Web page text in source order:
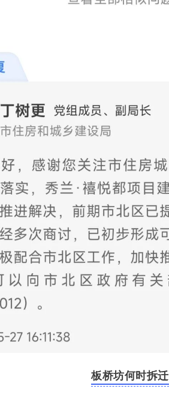
板桥坊何时拆迁